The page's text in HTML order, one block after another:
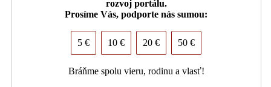
rozvoj portálu.
Prosíme Vás, podporte nás sumou:
5 € 10 € 20 € 50 €
Bráňme spolu vieru, rodinu a vlasť!